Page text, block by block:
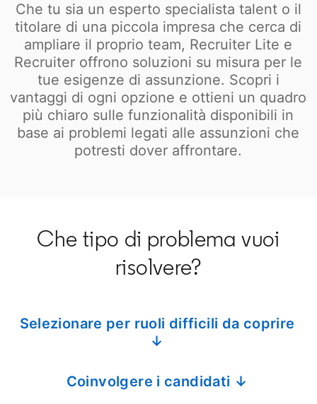
Che tu sia un esperto specialista talent o il
titolare di una piccola impresa che cerca di
ampliare il proprio team, Recruiter Lite e
Recruiter offrono soluzioni su misura per le
tue esigenze di assunzione. Scopri i
vantaggi di ogni opzione e ottieni un quadro
più chiaro sulle funzionalità disponibili in
base ai problemi legati alle assunzioni che
potresti dover affrontare.
Che tipo di problema vuoi
risolvere?
Selezionare per ruoli difficili da coprire
↓
Coinvolgere i candidati ↓